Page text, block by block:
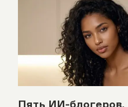
Пять ИИ-